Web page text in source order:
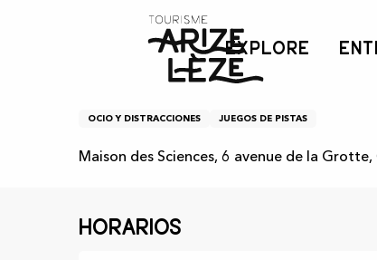
EXPLORE
Agenda Odyssée curieuse
Odyssée curieuse
OCIO Y DISTRACCIONES JUEGOS DE PISTAS
Maison des Sciences, 6 avenue de la
Horarios